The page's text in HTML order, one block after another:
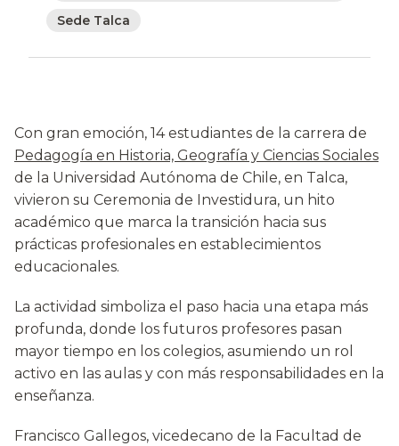
Sede Talca
Con gran emoción, 14 estudiantes de la carrera de
Pedagogía en Historia, Geografía y Ciencias Sociales
de la Universidad Autónoma de Chile, en Talca,
vivieron su Ceremonia de Investidura, un hito
académico que marca la transición hacia sus
prácticas profesionales en establecimientos
educacionales.
La actividad simboliza el paso hacia una etapa más
profunda, donde los futuros profesores pasan
mayor tiempo en los colegios, asumiendo un rol
activo en las aulas y con más responsabilidades en la
enseñanza.
Francisco Gallegos, vicedecano de la Facultad de